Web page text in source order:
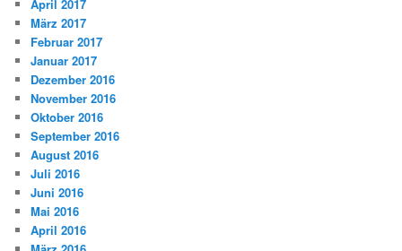
April 2017
März 2017
Februar 2017
Januar 2017
Dezember 2016
November 2016
Oktober 2016
September 2016
August 2016
Juli 2016
Juni 2016
Mai 2016
April 2016